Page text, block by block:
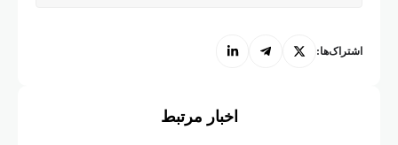
اشتراک‌ها:
اخبار مرتبط